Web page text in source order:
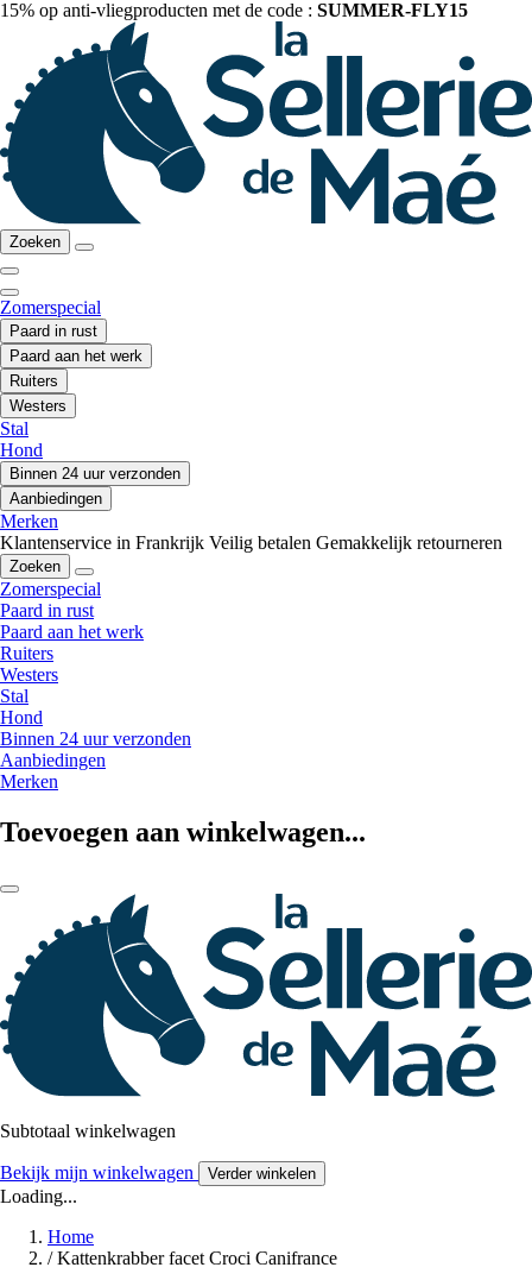
15% op anti-vliegproducten met de code : SUMMER-FLY15
Zoeken
Zomerspecial
Paard in rust
Paard aan het werk
Ruiters
Westers
Stal
Hond
Binnen 24 uur verzonden
Aanbiedingen
Merken
Klantenservice in Frankrijk Veilig betalen Gemakkelijk retourneren
Zoeken
Zomerspecial
Paard in rust
Paard aan het werk
Ruiters
Westers
Stal
Hond
Binnen 24 uur verzonden
Aanbiedingen
Merken
Toevoegen aan winkelwagen...
Subtotaal winkelwagen
Bekijk mijn winkelwagen Verder winkelen
Loading...
Home
/ Kattenkrabber facet Croci Canifrance